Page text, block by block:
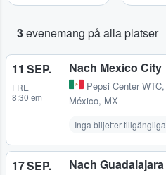
3evenemang på alla platser
11 SEP.
FRE
8:30 em
Nach Mexico City
Pepsi Center WTC,
México, MX
Inga biljetter tillgängliga
17 SEP. Nach Guadalajara